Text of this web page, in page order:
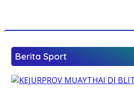
Berita Sport